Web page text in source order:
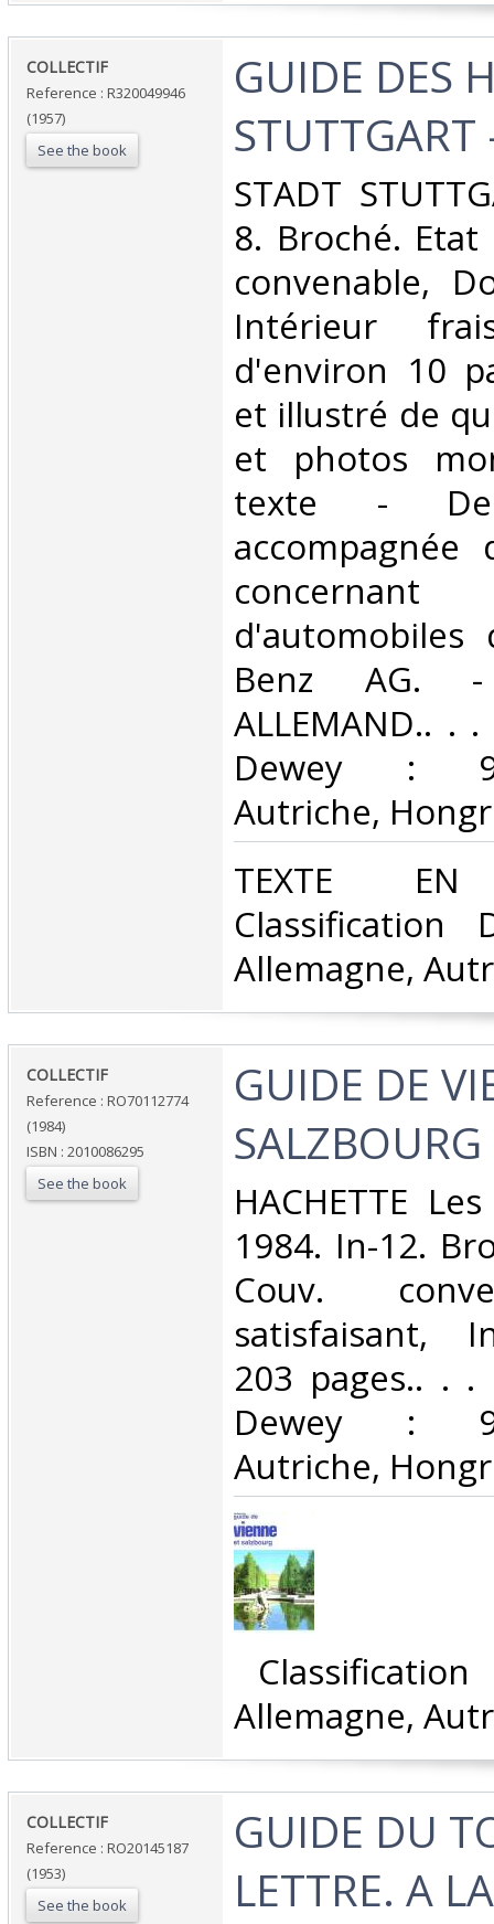
‎COLLECTIF‎
Reference : R320049946
(1957)
See the book
‎GUIDE DES
STUTTGART
‎STADT
8. Broché. Etat
convenable,
Intérieur
d'environ 10
et illustré de
et photos
texte -
Benz AG. -
ALLEMAND.. .
Dewey :
Autriche,
‎TEXTE EN
Classification
Allemagne,
‎COLLECTIF‎
Reference : RO70112774
(1984)
ISBN : 2010086295
See the book
‎GUIDE DE
SALZBOURG‎
‎HACHETTE
1984. In-12.
Couv.
satisfaisant,
203 pages.. . .
Dewey :
Autriche,
Allemagne,
‎COLLECTIF‎
Reference : RO20145187
(1953)
See the book
‎GUIDE DU
LETTRE. A LA